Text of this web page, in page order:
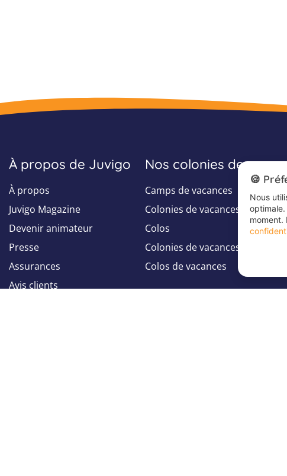
À propos de Juvigo
À propos
Juvigo Magazine
Devenir animateur
Presse
Assurances
Avis clients
Nos colonies de
Camps de vacances
Colonies de vacances
Colos
Colonies de vacances été
Colos de vacances
🍪
Nous
moment.